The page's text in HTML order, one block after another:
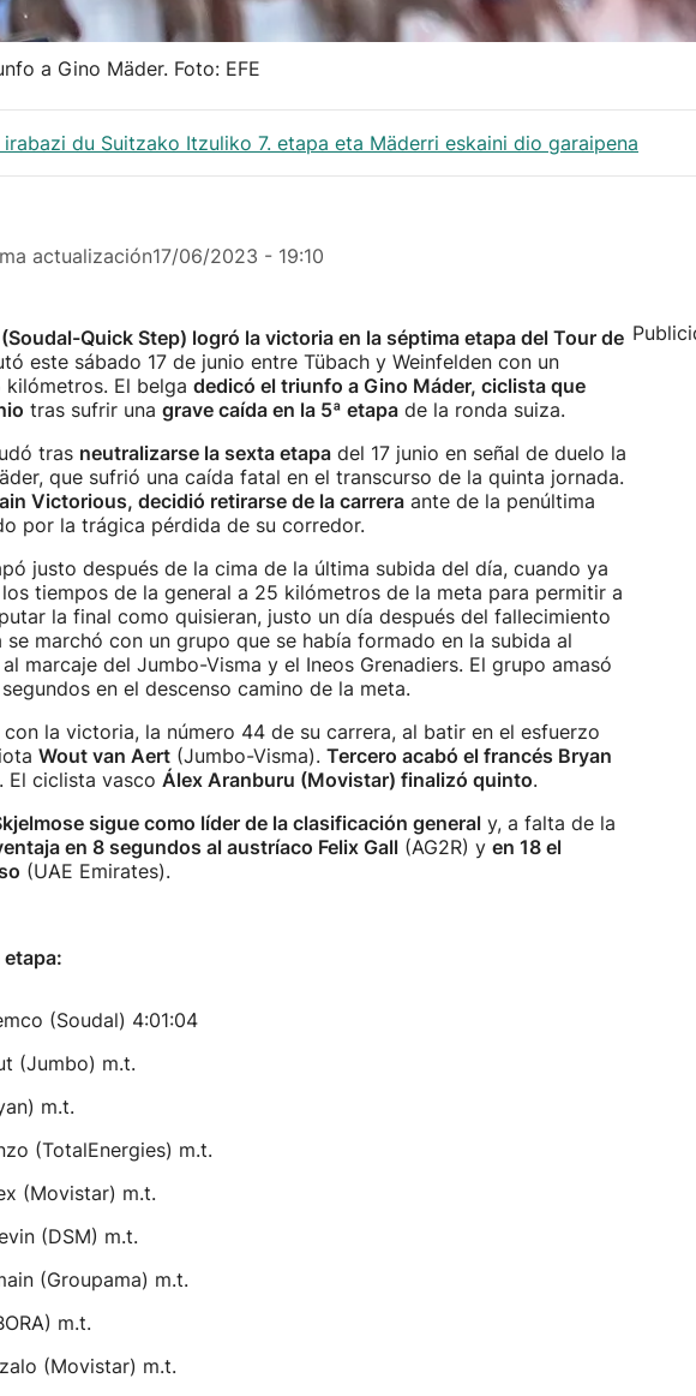
a Gino Mäder. Foto: EFE
irabazi du Suitzako Itzuliko 7. etapa eta Mäderri eskaini dio garaipena
actualización17/06/2023 - 19:10
Quick Step) logró la victoria en la séptima etapa del Tour de
este sábado 17 de junio entre Tübach y Weinfelden con un
El belga dedicó el triunfo a Gino Máder, ciclista que
tras sufrir una grave caída en la 5ª etapa de la ronda suiza.
tras neutralizarse la sexta etapa del 17 junio en señal de duelo la
que sufrió una caída fatal en el transcurso de la quinta jornada.
Victorious, decidió retirarse de la carrera ante de la penúltima
por la trágica pérdida de su corredor.
justo después de la cima de la última subida del día, cuando ya
tiempos de la general a 25 kilómetros de la meta para permitir a
la final como quisieran, justo un día después del fallecimiento
se marchó con un grupo que se había formado en la subida al
marcaje del Jumbo-Visma y el Ineos Grenadiers. El grupo amasó
en el descenso camino de la meta.
la victoria, la número 44 de su carrera, al batir en el esfuerzo
Wout van Aert (Jumbo-Visma). Tercero acabó el francés Bryan
El ciclista vasco Álex Aranburu (Movistar) finalizó quinto.
sigue como líder de la clasificación general y, a falta de la
en 8 segundos al austríaco Felix Gall (AG2R) y en 18 el
(UAE Emirates).
(Soudal) 4:01:04
(Jumbo) m.t.
m.t.
(TotalEnergies) m.t.
(Movistar) m.t.
(DSM) m.t.
(Groupama) m.t.
m.t.
(Movistar) m.t.